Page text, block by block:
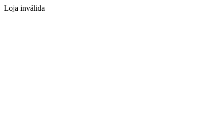
Loja inválida